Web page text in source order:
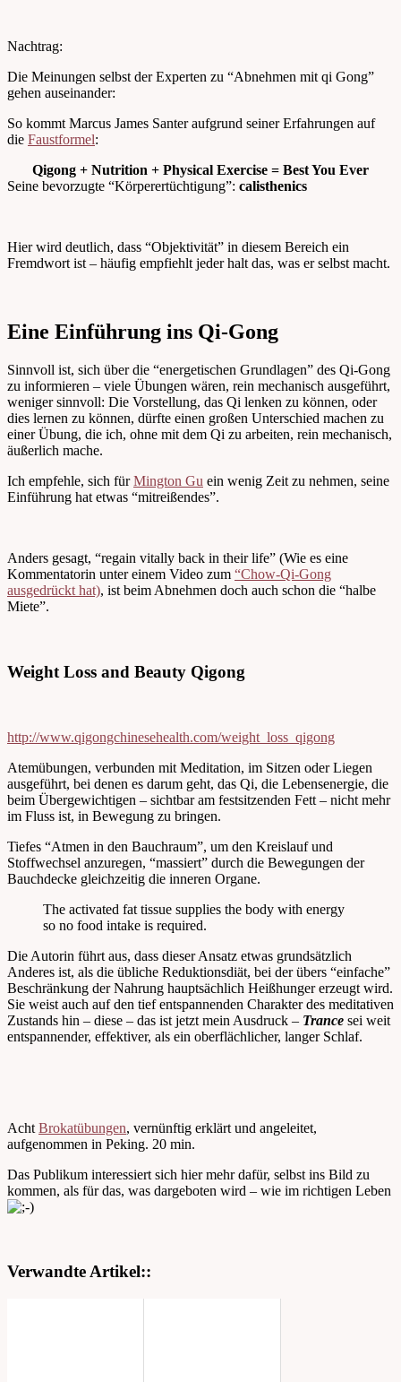
Nachtrag:
Die Meinungen selbst der Experten zu “Abnehmen mit qi Gong”
gehen auseinander:
So kommt Marcus James Santer aufgrund seiner Erfahrungen auf
die Faustformel:
Qigong + Nutrition + Physical Exercise = Best You Ever
Seine bevorzugte “Körperertüchtigung”: calisthenics
Hier wird deutlich, dass “Objektivität” in diesem Bereich ein
Fremdwort ist – häufig empfiehlt jeder halt das, was er selbst macht.
Eine Einführung ins Qi-Gong
Sinnvoll ist, sich über die “energetischen Grundlagen” des Qi-Gong
zu informieren – viele Übungen wären, rein mechanisch ausgeführt,
weniger sinnvoll: Die Vorstellung, das Qi lenken zu können, oder
dies lernen zu können, dürfte einen großen Unterschied machen zu
einer Übung, die ich, ohne mit dem Qi zu arbeiten, rein mechanisch,
äußerlich mache.
Ich empfehle, sich fürMington Gu ein wenig Zeit zu nehmen, seine
Einführung hat etwas “mitreißendes”.
Anders gesagt, “regain vitally back in their life” (Wie es eine
Kommentatorin unter einem Video zum “Chow-Qi-Gong
ausgedrückt hat), ist beim Abnehmen doch auch schon die “halbe
Miete”.
Weight Loss and Beauty Qigong
http://www.qigongchinesehealth.com/weight_loss_qigong
Atemübungen, verbunden mit Meditation, im Sitzen oder Liegen
ausgeführt, bei denen es darum geht, das Qi, die Lebensenergie, die
beim Übergewichtigen – sichtbar am festsitzenden Fett – nicht mehr
im Fluss ist, in Bewegung zu bringen.
Tiefes “Atmen in den Bauchraum”, um den Kreislauf und
Stoffwechsel anzuregen, “massiert” durch die Bewegungen der
Bauchdecke gleichzeitig die inneren Organe.
The activated fat tissue supplies the body with energy
so no food intake is required.
Die Autorin führt aus, dass dieser Ansatz etwas grundsätzlich
Anderes ist, als die übliche Reduktionsdiät, bei der übers “einfache”
Beschränkung der Nahrung hauptsächlich Heißhunger erzeugt wird.
Sie weist auch auf den tief entspannenden Charakter des meditativen
Zustands hin – diese – das ist jetzt mein Ausdruck – Trance sei weit
entspannender, effektiver, als ein oberflächlicher, langer Schlaf.
Acht Brokatübungen, vernünftig erklärt und angeleitet,
aufgenommen in Peking. 20 min.
Das Publikum interessiert sich hier mehr dafür, selbst ins Bild zu
kommen, als für das, was dargeboten wird – wie im richtigen Leben
Verwandte Artikel::